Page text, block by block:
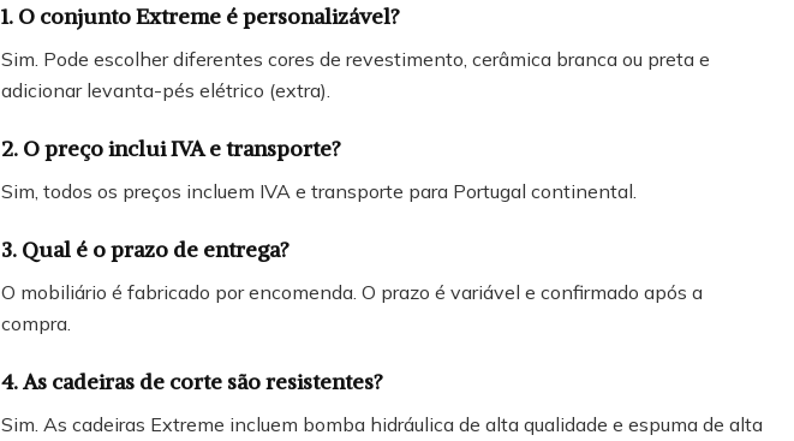
1. O conjunto Extreme é personalizável?
Sim. Pode escolher diferentes cores de revestimento, cerâmica branca ou preta e
adicionar levanta-pés elétrico (extra).
2. O preço inclui IVA e transporte?
Sim, todos os preços incluem IVA e transporte para Portugal continental.
3. Qual é o prazo de entrega?
O mobiliário é fabricado por encomenda. O prazo é variável e confirmado após a
compra.
4. As cadeiras de corte são resistentes?
Sim. As cadeiras Extreme incluem bomba hidráulica de alta qualidade e espuma de alta